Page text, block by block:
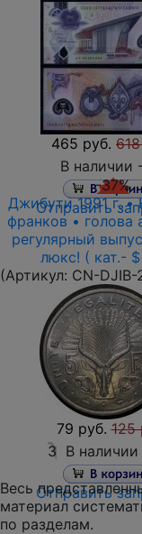
465 руб.
В наличии
Отправить
-37%
Джибути 1991 г. •
франков • голова
регулярный
люкс! ( кат.-
(Артикул: CN-DJIB-
79 руб. 125
3 В
Отправить
Весь
материал
по разделам.